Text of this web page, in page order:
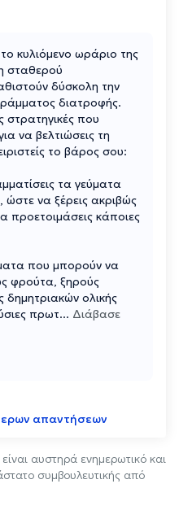
κυλιόμενο ωράριο της
σταθερού
δύσκολη την
διατροφής.
που
να βελτιώσεις τη
το βάρος σου:
τα γεύματα
να ξέρεις ακριβώς
προετοιμάσεις κάποιες
που μπορούν να
φρούτα, ξηρούς
ολικής
πρωτ... Διάβασε
απαντήσεων
αυστηρά ενημερωτικό και
συμβουλευτικής από